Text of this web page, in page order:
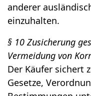
anderer
einzuhalten.
§ 10 Zusicherung
Vermeidung von
Der Käufer sichert
Gesetze,